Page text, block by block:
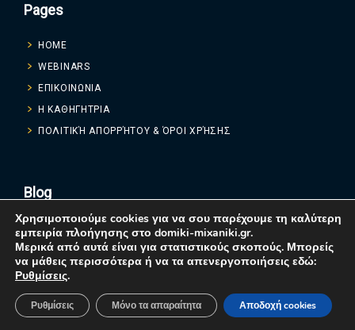
Pages
HOME
WEBINARS
ΕΠΙΚΟΙΝΩΝΙΑ
Η ΚΑΘΗΓΗΤΡΙΑ
ΠΟΛΙΤΙΚΉ ΑΠΟΡΡΉΤΟΥ & ΌΡΟΙ ΧΡΉΣΗΣ
Blog
Created byNikolas Dimopoulos - Digital Marketing2025.
Χρησιμοποιούμε cookies για να σου παρέχουμε τη καλύτερη
εμπειρία πλοήγησης στο domiki-mixaniki.gr.
Μερικά από αυτά είναι για στατιστικούς σκοπούς. Μπορείς
να μάθεις περισσότερα ή να τα απενεργοποιήσεις εδώ:
Ρυθμίσεις.
Αποδοχή cookies
Μόνο τα απαραίτητα
Ρυθμίσεις